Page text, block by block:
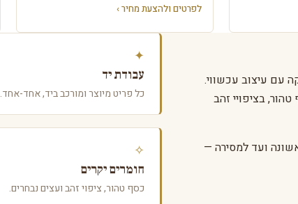
לפרטים ולהצעת מחיר ›
עם עיצוב עכשווי.
בציפויי זהב
ועד למסירה —
✦
עבודת יד
כל פריט מיוצר ומורכב ביד, אחד-אחד.
✧
חומרים יקרים
כסף טהור, ציפוי זהב ועצים נבחרים.